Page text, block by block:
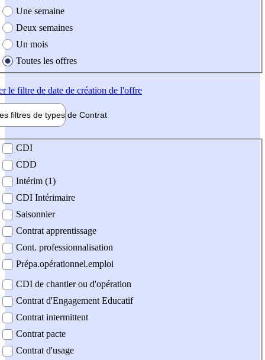
Une semaine
Deux semaines
Un mois
Toutes les offres
le filtre de date de création de l'offre
filtres de types de Contrat
contrat
CDI
CDD
Intérim (1)
CDI Intérimaire
Saisonnier
Contrat apprentissage
Cont. professionnalisation
Prépa.opérationnel.emploi
CDI de chantier ou d'opération
Contrat d'Engagement Educatif
Contrat intermittent
Contrat pacte
Contrat d'usage